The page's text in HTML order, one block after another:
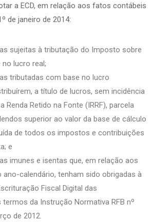
a ECD, em relação aos fatos contábeis
de janeiro de 2014:
sujeitas à tributação do Imposto sobre
lucro real;
tributadas com base no lucro
a título de lucros, sem incidência
Renda Retido na Fonte (IRRF), parcela
superior ao valor da base de cálculo
de todos os impostos e contribuições
e
imunes e isentas que, em relação aos
calendário, tenham sido obrigadas à
Fiscal Digital das
da Instrução Normativa RFB nº
de 2012.